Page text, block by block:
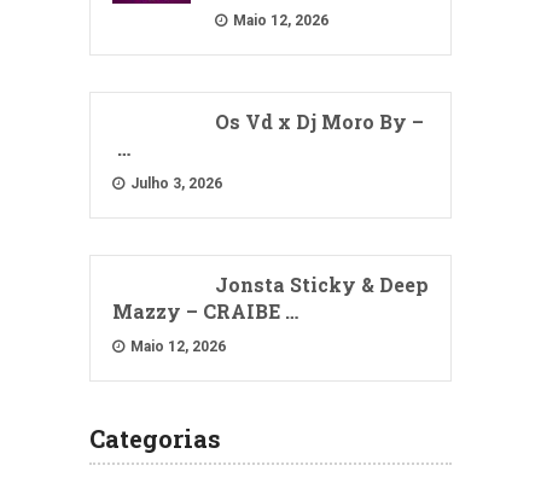
Maio 12, 2026
Os Vd x Dj Moro By –
…
Julho 3, 2026
Jonsta Sticky & Deep
Mazzy – CRAIBE …
Maio 12, 2026
Categorias